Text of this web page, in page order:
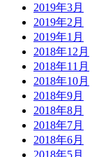
2019年3月
2019年2月
2019年1月
2018年12月
2018年11月
2018年10月
2018年9月
2018年8月
2018年7月
2018年6月
2018年5月